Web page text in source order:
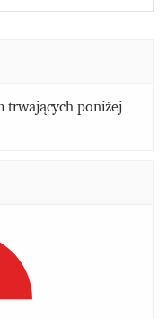
trwających poniżej